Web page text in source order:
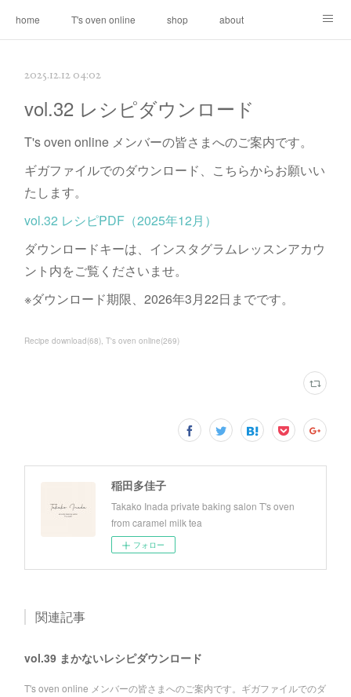
home T's oven online shop about
2025.12.12 04:02
vol.32 レシピダウンロード
T's oven online メンバーの皆さまへのご案内です。
ギガファイルでのダウンロード、こちらからお願いい
たします。
vol.32 レシピPDF（2025年12月）
ダウンロードキーは、インスタグラムレッスンアカウ
ント内をご覧くださいませ。
※ダウンロード期限、2026年3月22日までです。
Recipe download(68) T's oven online(269)
稲田多佳子
Takako Inada private baking salon T's oven
from caramel milk tea
フォロー
関連記事
vol.39 まかないレシピダウンロード
T's oven online メンバーの皆さまへのご案内です。ギガファイルでのダ